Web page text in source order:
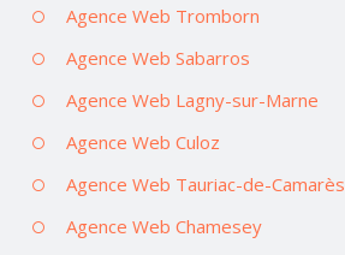
Agence Web Tromborn
Agence Web Sabarros
Agence Web Lagny-sur-Marne
Agence Web Culoz
Agence Web Tauriac-de-Camarès
Agence Web Chamesey